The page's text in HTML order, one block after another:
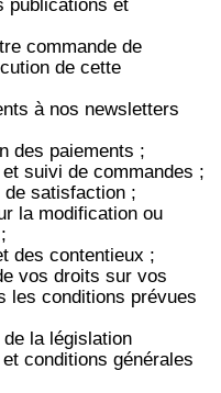
publications et
commande de
de cette
à nos newsletters
des paiements ;
suivi de commandes ;
de satisfaction ;
la modification ou
des contentieux ;
vos droits sur vos
les conditions prévues
la législation
conditions générales